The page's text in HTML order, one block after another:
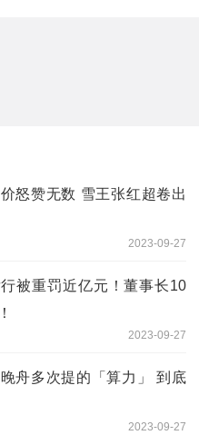
怒赞无数 雪王张红超卷出
2023-09-27
被重罚近亿元！董事长10
2023-09-27
舟多次提的「算力」 到底
2023-09-27